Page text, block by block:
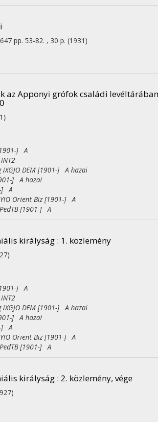
pp. 53-82. , 30 p. (1931)
az Apponyi grófok családi
] A
DEM [1901-] A hazai
] A hazai
] A
Orient Biz [1901-] A
[1901-] A
királyság : 1. közlemény
] A
DEM [1901-] A hazai
] A hazai
] A
Orient Biz [1901-] A
[1901-] A
királyság : 2. közlemény, vége